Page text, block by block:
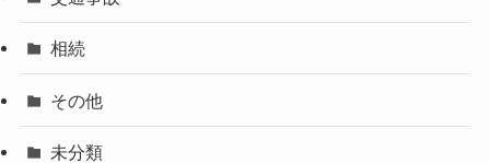
相続
その他
未分類